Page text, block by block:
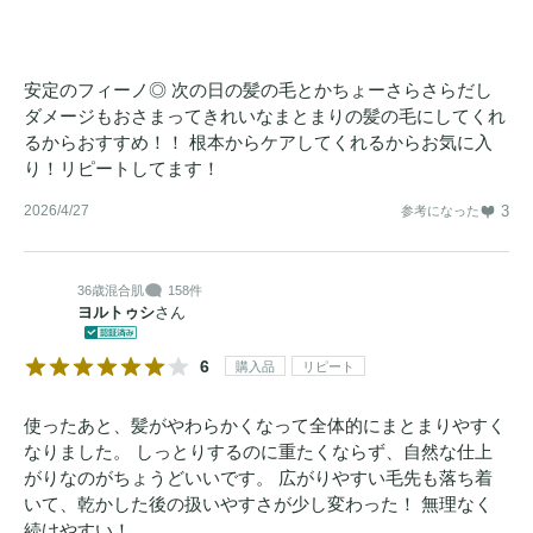
安定のフィーノ◎ 次の日の髪の毛とかちょーさらさらだし
ダメージもおさまってきれいなまとまりの髪の毛にしてくれ
るからおすすめ！！ 根本からケアしてくれるからお気に入
り！リピートしてます！
2026/4/27 参考になった 3
36歳混合肌 158件
ヨルトゥシさん
6 購入品 リピート
使ったあと、髪がやわらかくなって全体的にまとまりやすく
なりました。 しっとりするのに重たくならず、自然な仕上
がりなのがちょうどいいです。 広がりやすい毛先も落ち着
いて、乾かした後の扱いやすさが少し変わった！ 無理なく